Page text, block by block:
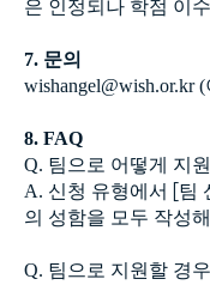
은 인정되나 학점 이
7. 문의
wishangel@wish.or.kr (
8. FAQ
Q. 팀으로 어떻게 지
A. 신청 유형에서 [팀
의 성함을 모두 작성
Q. 팀으로 지원할 경우